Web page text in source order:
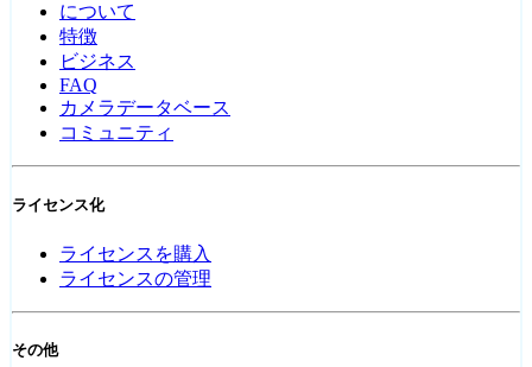
について
特徴
ビジネス
FAQ
カメラデータベース
コミュニティ
ライセンス化
ライセンスを購入
ライセンスの管理
その他